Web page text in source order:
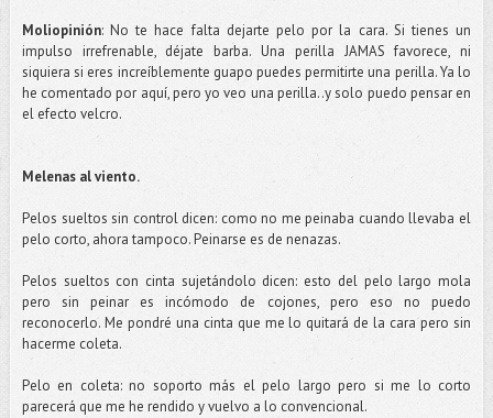
Moliopinión: No te hace falta dejarte pelo por la cara. Si tienes un
impulso irrefrenable, déjate barba. Una perilla JAMAS favorece, ni
siquiera si eres increíblemente guapo puedes permitirte una perilla. Ya lo
he comentado por aquí, pero yo veo una perilla..y solo puedo pensar en
el efecto velcro.
Melenas al viento.
Pelos sueltos sin control dicen: como no me peinaba cuando llevaba el
pelo corto, ahora tampoco. Peinarse es de nenazas.
Pelos sueltos con cinta sujetándolo dicen: esto del pelo largo mola
pero sin peinar es incómodo de cojones, pero eso no puedo
reconocerlo. Me pondré una cinta que me lo quitará de la cara pero sin
hacerme coleta.
Pelo en coleta: no soporto más el pelo largo pero si me lo corto
parecerá que me he rendido y vuelvo a lo convencional.